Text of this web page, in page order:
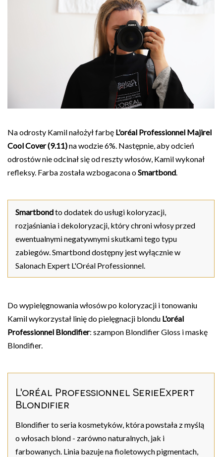
Na odrosty Kamil nałożył farbę L'oréal Professionnel Majirel
Cool Cover (9.11)na wodzie 6%. Następnie, aby odcień
odrostów nie odcinał się od reszty włosów, Kamil wykonał
refleksy. Farba została wzbogacona oSmartbond.
Smartbondto dodatek do usługi koloryzacji,
rozjaśniania i dekoloryzacji, który chroni włosy przed
ewentualnymi negatywnymi skutkami tego typu
zabiegów. Smartbond dostępny jest wyłącznie w
Salonach Expert L'Oréal Professionnel.
Do wypielęgnowania włosów po koloryzacji i tonowaniu
Kamil wykorzystał linię do pielęgnacji blondu L'oréal
Professionnel Blondifier: szampon Blondifier Gloss i maskę
Blondifier.
L'oréal Professionnel SerieExpert
Blondifier
Blondifier to seria kosmetyków, która powstała z myślą
o włosach blond - zarówno naturalnych, jak i
farbowanych. Linia bazuje na fioletowych pigmentach,